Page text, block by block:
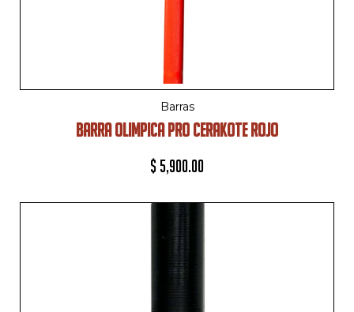
Barras
BARRA OLIMPICA PRO CERAKOTE ROJO
$ 5,900.00